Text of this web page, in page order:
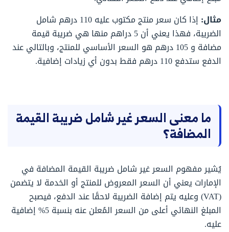
مثال:
إذا كان سعر منتج مكتوب عليه 110 درهم شامل
الضريبة، فهذا يعني أن 5 دراهم منها هي ضريبة قيمة
مضافة و 105 درهم هو السعر الأساسي للمنتج، وبالتالي عند
الدفع ستدفع 110 درهم فقط بدون أي زيادات إضافية.
ما معنى السعر غير شامل ضريبة القيمة
المضافة؟
يُشير مفهوم السعر غير شامل ضريبة القيمة المضافة في
الإمارات يعني أن السعر المعروض للمنتج أو الخدمة لا يتضمن
(VAT) وعليه يتم إضافة الضريبة لاحقًا عند الدفع، فيصبح
المبلغ النهائي أعلى من السعر المُعلن عنه بنسبة 5% إضافية
عليه.